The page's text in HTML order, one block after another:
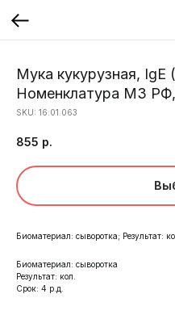
Мука кукурузная,
Номенклатура МЗ
SKU: 16.01.063
855 р.
Биоматериал: сыворотка; Результат:
Биоматериал: сыворотка
Результат: кол.
Срок: 4 р.д.